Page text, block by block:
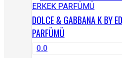
DOLCE & GABBANA K BY
PARFÜMÜ
0.0